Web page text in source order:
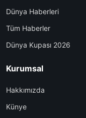
Dünya Haberleri
Tüm Haberler
Dünya Kupası 2026
Kurumsal
Hakkımızda
Künye